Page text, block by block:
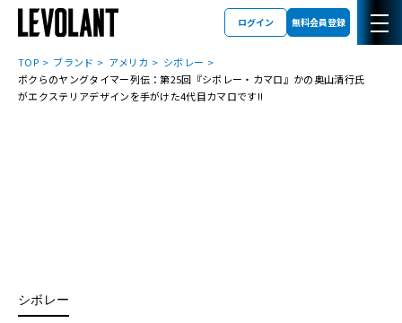
ログイン 無料会員登録
TOP ブランド アメリカ
シボレー
ボクらのヤングタイマー列伝：第25回『シボレー・カマロ』かの奥山清行氏
がエクステリアデザインを手がけた4代目カマロです!!
シボレー